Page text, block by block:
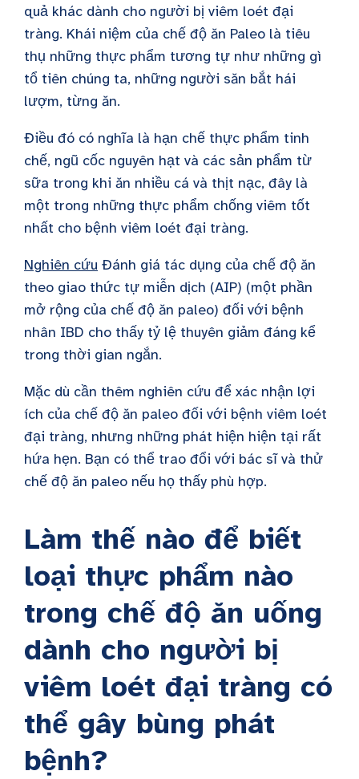
quả khác dành cho người bị viêm loét đại
tràng. Khái niệm của chế độ ăn Paleo là tiêu
thụ những thực phẩm tương tự như những gì
tổ tiên chúng ta, những người săn bắt hái
lượm, từng ăn.
Điều đó có nghĩa là hạn chế thực phẩm tinh
chế, ngũ cốc nguyên hạt và các sản phẩm từ
sữa trong khi ăn nhiều cá và thịt nạc, đây là
một trong những thực phẩm chống viêm tốt
nhất cho bệnh viêm loét đại tràng.
Nghiên cứu Đánh giá tác dụng của chế độ ăn
theo giao thức tự miễn dịch (AIP) (một phần
mở rộng của chế độ ăn paleo) đối với bệnh
nhân IBD cho thấy tỷ lệ thuyên giảm đáng kể
trong thời gian ngắn.
Mặc dù cần thêm nghiên cứu để xác nhận lợi
ích của chế độ ăn paleo đối với bệnh viêm loét
đại tràng, nhưng những phát hiện hiện tại rất
hứa hẹn. Bạn có thể trao đổi với bác sĩ và thử
chế độ ăn paleo nếu họ thấy phù hợp.
Làm thế nào để biết
loại thực phẩm nào
trong chế độ ăn uống
dành cho người bị
viêm loét đại tràng có
thể gây bùng phát
bệnh?